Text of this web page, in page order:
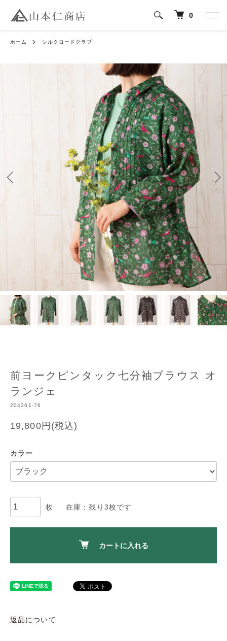
0
ホーム シルクロードクラブ
前ヨークピンタック七分袖ブラウス オ
ランジェ
204361-76
19,800円(税込)
カラー
枚 在庫：残り3枚です
カートに入れる
返品について